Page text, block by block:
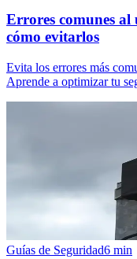
Errores comunes al
cómo evitarlos
Evita los errores más
Aprende a optimizar tu
Guías de Seguridad6 min